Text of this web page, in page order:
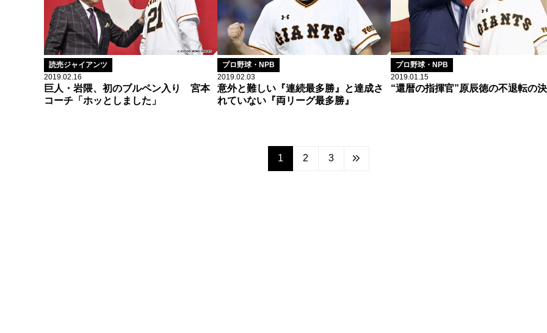
読売ジャイアンツ
2019.02.16
巨人・岩隈、初のブルペン入り 宮本
コーチ「ホッとしました」
プロ野球・NPB
2019.02.03
意外と難しい『連続最多勝』と達成さ
れていない『両リーグ最多勝』
プロ野球・NPB
2019.01.15
“還暦の指揮官”原辰徳の不退転の
1 2 3